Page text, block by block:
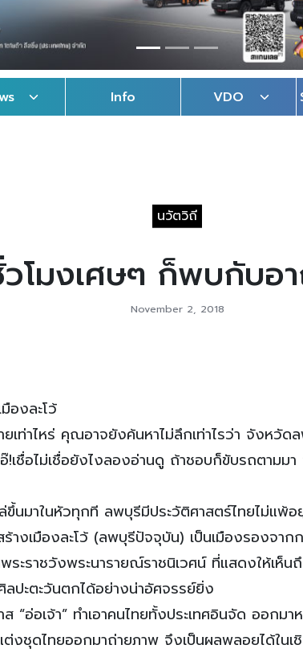
Info VDO
นวัตวิถี
มงเศษๆ ก็พบกับอา
November 2, 2018
องละโว้
เท่าไหร่ คุณอาจยังค้นหาไม่ลึกเท่าไรว่า จังหวัด
อ๊!เชื่อไม่เชื่อยังไงลองอ่านดู ถ้าชอบก็ขับรถตามม
นมาในหัวทุกที ลพบุรีมีประวัติศาสตร์ไทยไม่แพ้อ
างเมืองละโว้ (ลพบุรีปัจจุบัน) เป็นเมืองรองจาก
ระราชวังพระนารายณ์ราชนิเวศน์ ที่แสดงให้เห็
ปะตะวันตกได้อย่างน่าอัศจรรย์ยิ่ง
อ่อเจ้า” ทำเอาคนไทยทั้งประเทศอินจัด ออกมา
งชุดไทยออกมาถ่ายภาพ จึงเป็นผลพลอยได้ในเ